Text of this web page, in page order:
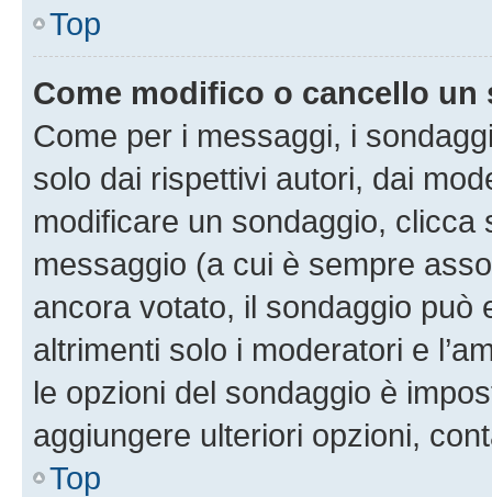
Top
Come modifico o cancello un
Come per i messaggi, i
solo dai rispettivi autori, dai
modificare un sondaggio,
messaggio (a cui è sempre
ancora votato, il sondaggio può
altrimenti solo i moderatori e
le opzioni del sondaggio è
aggiungere ulteriori opzioni,
Top